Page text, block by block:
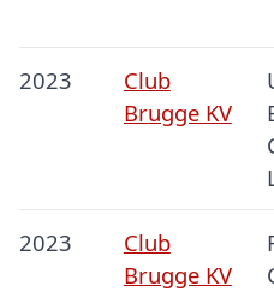
2023
Club
Brugge KV
2023
Club
Brugge KV